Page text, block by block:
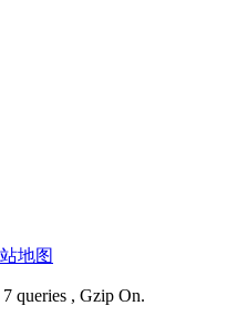
地图
queries , Gzip On.